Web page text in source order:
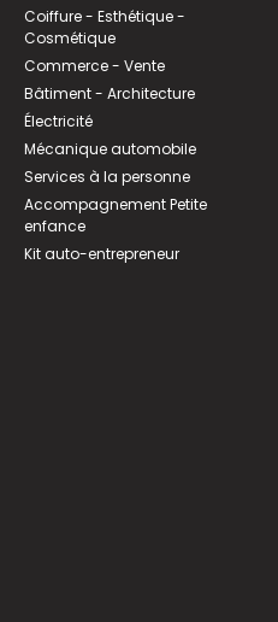
Coiffure - Esthétique -
Cosmétique
Commerce - Vente
Bâtiment - Architecture
Électricité
Mécanique automobile
Services à la personne
Accompagnement Petite
enfance
Kit auto-entrepreneur